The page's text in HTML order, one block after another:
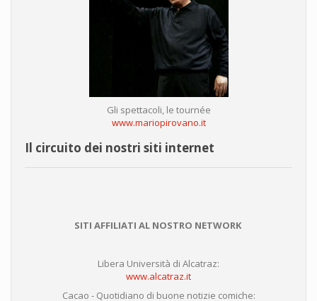
Gli spettacoli, le tournée
www.mariopirovano.it
Il circuito dei nostri siti internet
SITI AFFILIATI AL NOSTRO NETWORK
Libera Università di Alcatraz:
www.alcatraz.it
Cacao - Quotidiano di buone notizie comiche: